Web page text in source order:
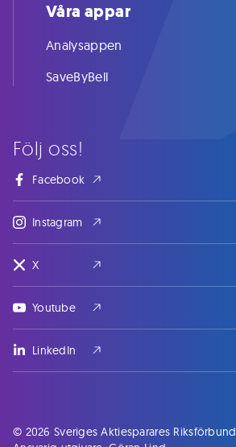
Följ oss!
Facebook
Instagram
X
Youtube
LinkedIn
Våra appar
Analysappen
SaveByBell
© 2026 Sveriges Aktiesparares Riksförbund